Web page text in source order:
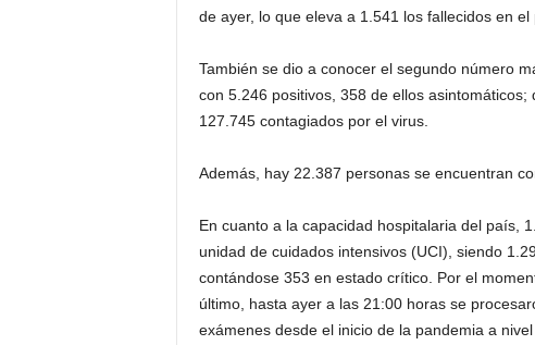
de ayer, lo que eleva a 1.541 los fallecidos en el
También se dio a conocer el segundo número
con 5.246 positivos, 358 de ellos
127.745 contagiados por el virus.
Además, hay 22.387 personas se encuentran
En cuanto a la capacidad hospitalaria del país,
unidad de cuidados intensivos (UCI), siendo
contándose 353 en estado crítico. Por el
último, hasta ayer a las 21:00 horas se
exámenes desde el inicio de la pandemia a nivel